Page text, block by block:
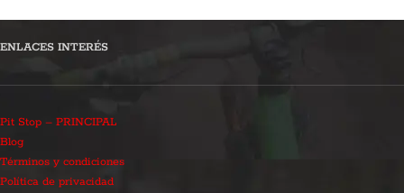
ENLACES INTERÉS
Pit Stop – PRINCIPAL
Blog
Términos y condiciones
Política de privacidad